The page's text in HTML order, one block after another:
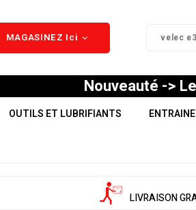
MAGASINEZ Ici
Nouveauté ->
OUTILS ET LUBRIFIANTS
LIVRAISON